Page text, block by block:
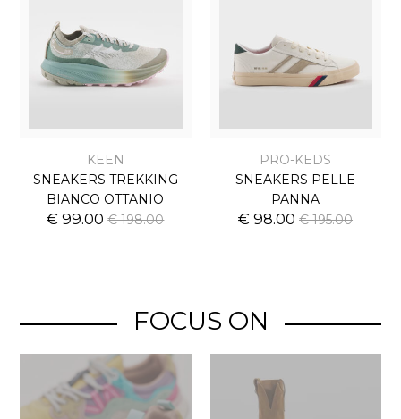
KEEN
SNEAKERS TREKKING
BIANCO OTTANIO
€ 99.00€ 198.00
PRO-KEDS
SNEAKERS PELLE
PANNA
€ 98.00€ 195.00
FOCUS ON